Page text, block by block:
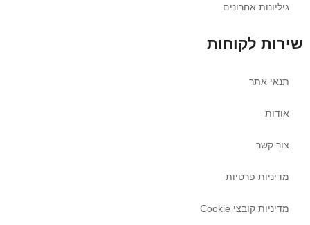
גיליונות אחרונים
שירות לקוחות
תנאי אתר
אודות
צור קשר
מדיניות פרטיות
מדיניות קובצי Cookie